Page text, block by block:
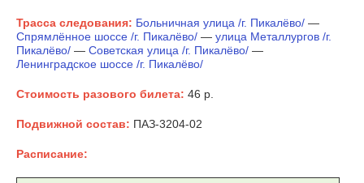
Трасса следования: Больничная улица /г. Пикалёво/ —
Спрямлённое шоссе /г. Пикалёво/ — улица Металлургов /г.
Пикалёво/ — Советская улица /г. Пикалёво/ —
Ленинградское шоссе /г. Пикалёво/
Стоимость разового билета: 46 р.
Подвижной состав: ПАЗ-3204-02
Расписание: